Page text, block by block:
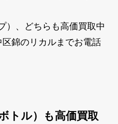
）、どちらも高価買取中
錦のリカルまでお電話
トル）も高価買取